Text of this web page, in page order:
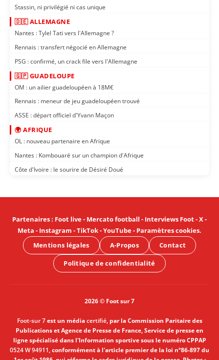
Stassin, ni privilégié ni cas unique
🇩🇪 ALLEMAGNE
Nantes : Tylel Tati vers l'Allemagne ?
Rennais : transfert négocié en Allemagne
PSG : confirmé, un crack file vers l'Allemagne
🇬🇵 GUADELOUPE
OM : un ailier guadeloupéen à 18M€
Rennais : meneur de jeu guadeloupéen trouvé
ASSE : départ officiel d'Yvann Maçon
🌍 AFRIQUE
OL : nouveau partenaire en Afrique
Nantes : Kombouaré sur un champion d'Afrique
Côte d'Ivoire : le sourire de Désiré Doué
Partenaires: Foot live- Mercato football - Interviews Foot-X-
Meta - Instagram -TikTok-YouTube- Paramètres cookies.
Mentions légales
A-Propos Contact
Politique de confidentialité
2026 © Foot sur 7
Foot-sur 7est un médiacertifié, par la Commission Paritaire des
Publications et Agence de Presse de France, Service de presse en
ligne spécialisé dans l'Information sportive sous le numéro CPPAP
0524 W 94911, conformément à l'article premier de la loi n°86-897 du